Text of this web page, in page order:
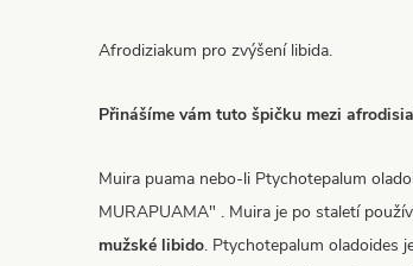
Afrodiziakum pro zvýšení libida.
Přinášíme vám tuto špičku mezi
Muira puama nebo-li Ptychotepalum
MURAPUAMA" . Muira je po staletí
mužské libido. Ptychotepalum oladoides